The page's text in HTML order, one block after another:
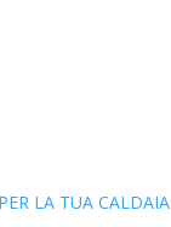
LA TUA CALDAIA